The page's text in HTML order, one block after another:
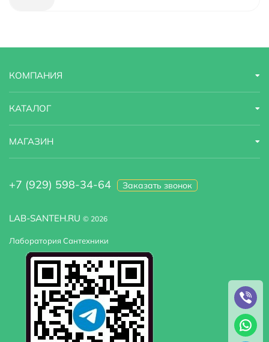
LAB-SANTEH.RU © 2026
Лаборатория Сантехники
КОМПАНИЯ
КАТАЛОГ
МАГАЗИН
+7 (929) 598-34-64 Заказать звонок